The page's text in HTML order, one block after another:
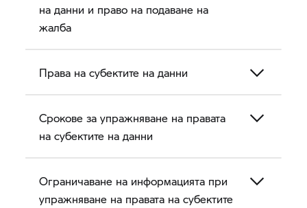
на данни и право на подаване на
жалба
Права на субектите на данни
Срокове за упражняване на правата
на субектите на данни
Ограничаване на информацията при
упражняване на правата на субектите